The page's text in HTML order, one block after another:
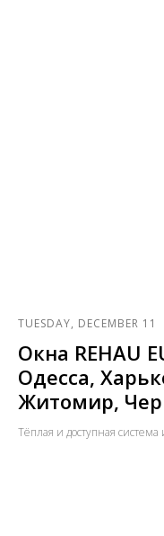
TUESDAY, DECEMBER 11
Окна REHAU
Одесса,
Житомир,
Тёплая и доступная